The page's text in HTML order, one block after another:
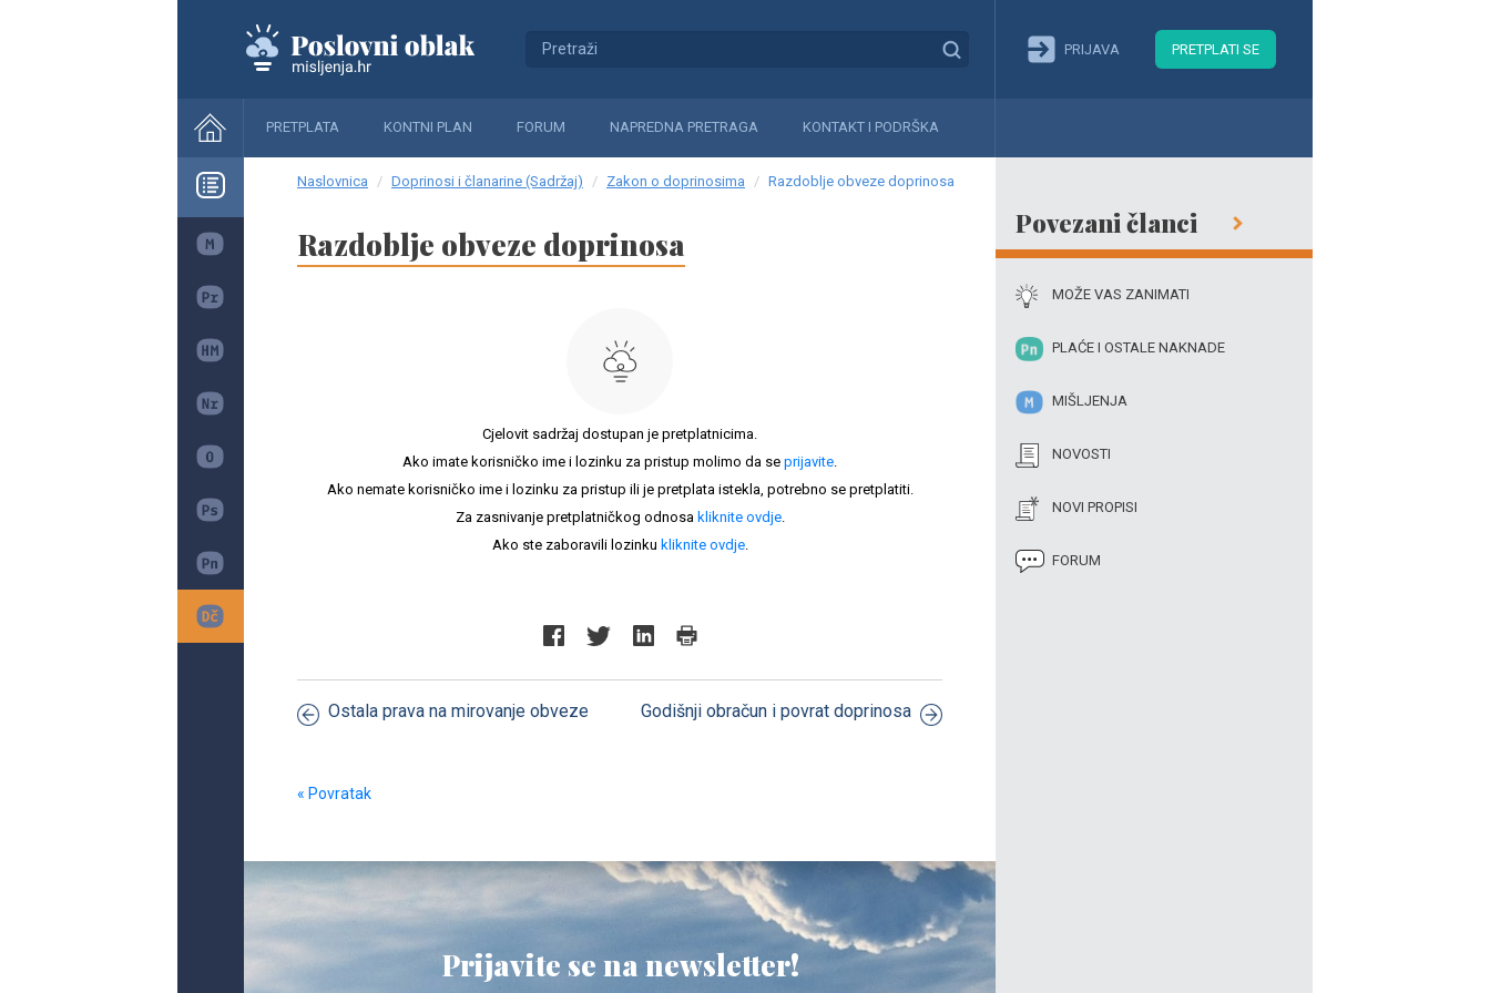
PRIJAVA PRETPLATI SE
PRETPLATA KONTNI PLAN FORUM NAPREDNA PRETRAGA KONTAKT I PODRŠKA
Povezani članci
MOŽE VAS ZANIMATI
PLAĆE I OSTALE NAKNADE
MIŠLJENJA
NOVOSTI
NOVI PROPISI
FORUM
Naslovnica Doprinosi i članarine (Sadržaj) Zakon o doprinosima Razdoblje obveze doprinosa
Razdoblje obveze doprinosa
Cjelovit sadržaj dostupan je pretplatnicima.
Ako imate korisničko ime i lozinku za pristup molimo da se prijavite.
Ako nemate korisničko ime i lozinku za pristup ili je pretplata istekla, potrebno se pretplatiti.
Za zasnivanje pretplatničkog odnosa kliknite ovdje.
Ako ste zaboravili lozinku kliknite ovdje.
Ostala prava na mirovanje obveze Godišnji obračun i povrat doprinosa
« Povratak
Prijavite se na newsletter!